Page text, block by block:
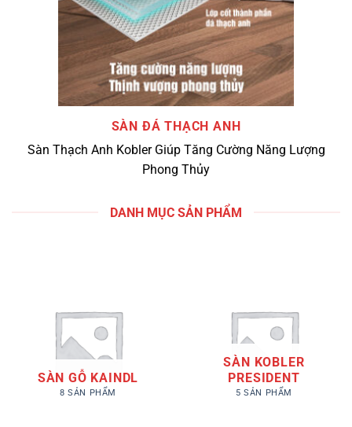
SÀN ĐÁ THẠCH ANH
Sàn Thạch Anh Kobler Giúp Tăng Cường Năng Lượng
Phong Thủy
DANH MỤC SẢN PHẨM
SÀN GỖ KAINDL
8 SẢN PHẨM
SÀN KOBLER
PRESIDENT
5 SẢN PHẨM